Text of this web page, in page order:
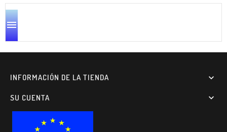

INFORMACIÓN DE LA TIENDA 
SU CUENTA 